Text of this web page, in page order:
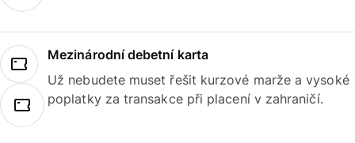
Mezinárodní debetní karta
Už nebudete muset řešit kurzové marže a vysoké
poplatky za transakce při placení v zahraničí.